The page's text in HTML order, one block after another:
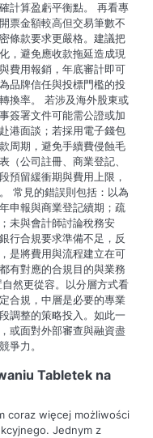
計算盈虧平衡點。 再看專
票金額較高但交易筆數不
條款要求更嚴格。建議把
，避免應收款拖延造成現
費用報銷，年底審計即可
品牌信任與投標門檻的投
換率。 若涉及海外股東或
簽署文件可能需公證或加
港面談；若採用電子錢包
周期，避免手續費侵蝕毛
（公司註冊、商業登記、
預留緩衝期與費用上限，
常見的錯誤則包括：以為
申報與商業登記續期；疏
未與會計師討論稅務安
行合規要求準備不足，反
是將費用與流程建立在可
有對應的合規目的與業務
然更從容。以分層方式看
合規，中層是必要的專業
調整的策略投入。如此一
或面對外部審查與融資盡
爭力。
Tabletek na
coraz więcej możliwości
Jednym z